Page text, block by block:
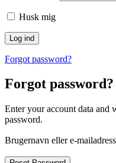
Husk mig
Forgot password?
Forgot password?
Enter your account data and
password.
Brugernavn eller e-